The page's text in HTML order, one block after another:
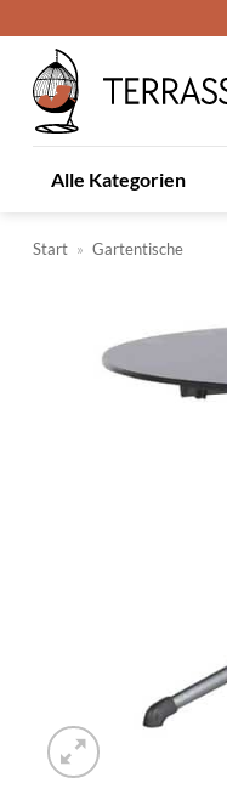
Inhalt
springen
Alle Kategorien
Start » Gartentische